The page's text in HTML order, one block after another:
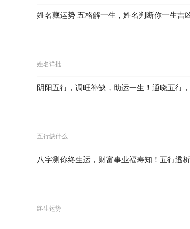
姓名藏运势 五格解一生，姓名判断你一生吉
姓名详批
阴阳五行，调旺补缺，助运一生！通晓五行
五行缺什么
八字测你终生运，财富事业福寿知！五行透
终生运势